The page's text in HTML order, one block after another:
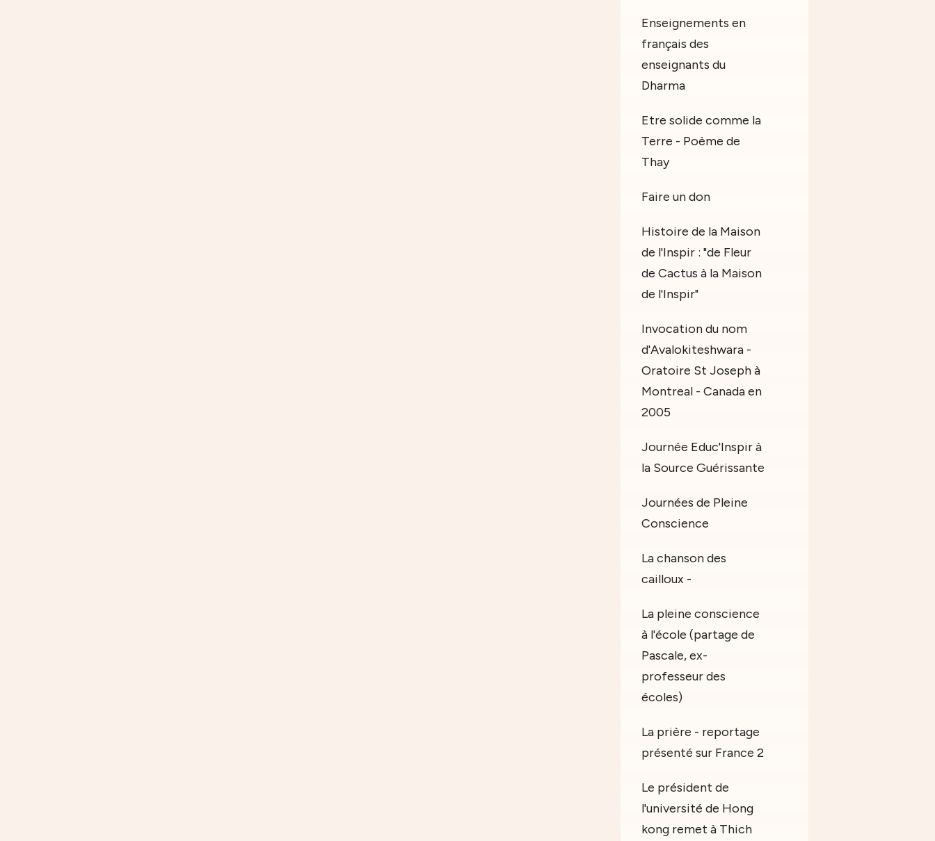
Enseignements en
français des
enseignants du
Dharma
Etre solide comme la
Terre - Poème de
Thay
Faire un don
Histoire de la Maison
de l'Inspir : "de Fleur
de Cactus à la Maison
de l'Inspir"
Invocation du nom
d'Avalokiteshwara -
Oratoire St Joseph à
Montreal - Canada en
2005
Journée Educ'Inspir à
la Source Guérissante
Journées de Pleine
Conscience
La chanson des
cailloux -
La pleine conscience
à l'école (partage de
Pascale, ex-
professeur des
écoles)
La prière - reportage
présenté sur France 2
Le président de
l'université de Hong
kong remet à Thich